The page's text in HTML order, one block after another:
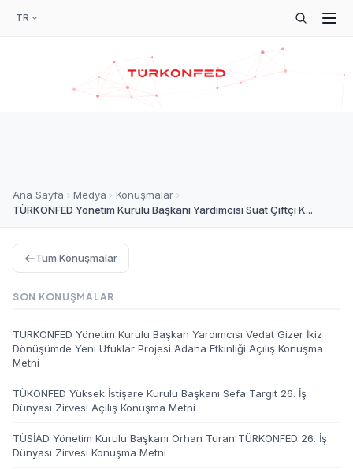
TR
Ana Sayfa Medya
Konuşmalar
TÜRKONFED Yönetim Kurulu Başkanı Yardımcısı Suat Çiftçi K...
Tüm Konuşmalar
SON KONUŞMALAR
TÜRKONFED Yönetim Kurulu Başkan Yardımcısı Vedat Gizer İkiz
Dönüşümde Yeni Ufuklar Projesi Adana Etkinliği Açılış Konuşma
Metni
TÜKONFED Yüksek İstişare Kurulu Başkanı Sefa Targıt 26. İş
Dünyası Zirvesi Açılış Konuşma Metni
TÜSİAD Yönetim Kurulu Başkanı Orhan Turan TÜRKONFED 26. İş
Dünyası Zirvesi Konuşma Metni